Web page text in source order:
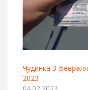
Чудинка 3 февраля
2023